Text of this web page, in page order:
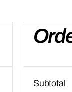
Subtotal